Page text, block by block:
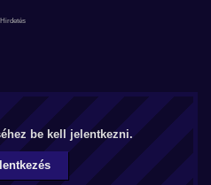
be kell jelentkezni.